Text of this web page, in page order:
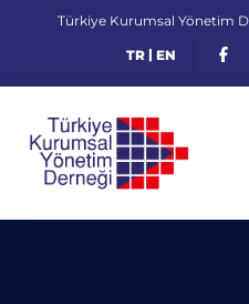
Türkiye Kurumsal Yönetim
TR| EN